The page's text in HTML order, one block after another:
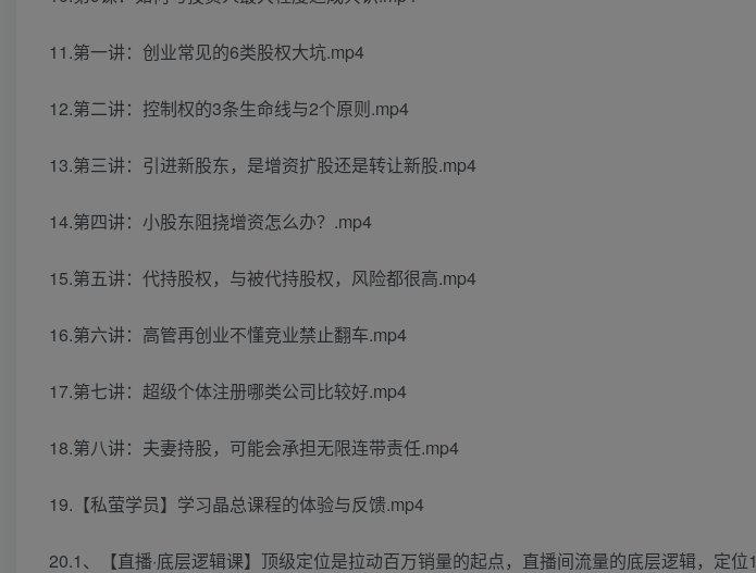
11.第一讲：创业常见的6类股权大坑.mp4
12.第二讲：控制权的3条生命线与2个原则.mp4
13.第三讲：引进新股东，是增资扩股还是转让新股.mp4
14.第四讲：小股东阻挠增资怎么办？.mp4
15.第五讲：代持股权，与被代持股权，风险都很高.mp4
16.第六讲：高管再创业不懂竞业禁止翻车.mp4
17.第七讲：超级个体注册哪类公司比较好.mp4
18.第八讲：夫妻持股，可能会承担无限连带责任.mp4
19.【私萤学员】学习晶总课程的体验与反馈.mp4
20.1、【直播·底层逻辑课】顶级定位是拉动百万销量的起点，直播间流量的底层逻辑，定位